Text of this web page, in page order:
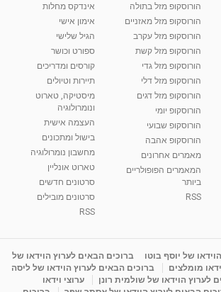
הורוסקופ מזל בתולה
הורוסקופ מזל מאזניים
הורוסקופ מזל עקרב
הורוסקופ מזל קשת
הורוסקופ מזל גדי
הורוסקופ מזל דלי
הורוסקופ מזל דגים
הורוסקופ יומי
הורוסקופ שבועי
הורוסקופ אהבה
מאמרים אחרונים
המאמרים הפופולריים
ביותר
RSS
אינדקס מחלות
אימון אישי
הגיל שלישי
ספורט וכושר
קורסים ומדריכים
תיירות וטיולים
מיסטיקה, טארוט
ונומרולוגיה
העצמה אישית
בישול ומתכונים
מחשבון נומרולוגיה
טארוט אונליין
סרטונים חדשים
סרטונים מובילים
RSS
של יוסף בוטו
ברוכים הבאים לערוץ הוידאו של
מומלצים
ברוכים הבאים לערוץ הוידאו של ליסה
לערוץ הוידאו של שולמית רונן
ערוצי וידאו